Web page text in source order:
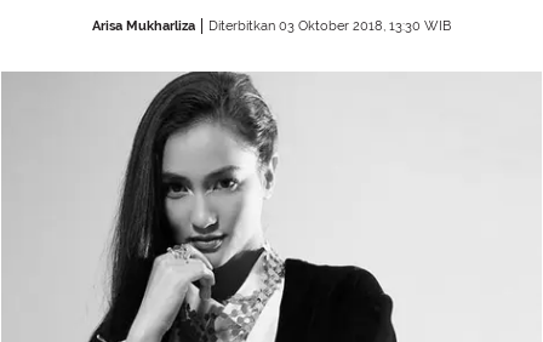
Arisa Mukharliza Diterbitkan 03 Oktober 2018, 13:30 WIB